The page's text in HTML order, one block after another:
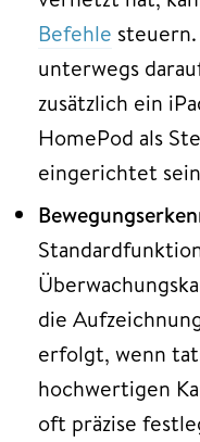
Befehle
unterwegs
zusätzlich ein
HomePod als
eingerichtet
die
erfolgt, wenn
hochwertigen
oft präzise